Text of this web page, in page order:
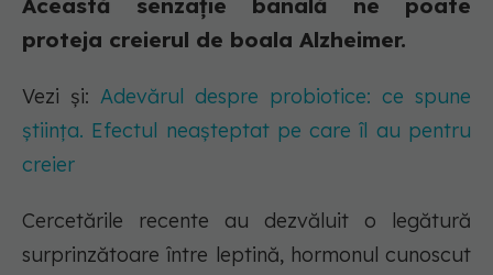
Această senzație banală ne poate
proteja creierul de boala Alzheimer.
Vezi și: Adevărul despre probiotice: ce spune
știința. Efectul neașteptat pe care îl au pentru
creier
Cercetările recente au dezvăluit o legătură
surprinzătoare între leptină, hormonul cunoscut